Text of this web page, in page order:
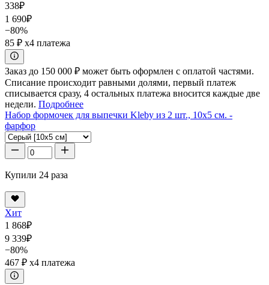
338₽
1 690₽
−80%
85 ₽ x4 платежа
Заказ до 150 000 ₽ может быть оформлен с оплатой частями.
Списание происходит равными долями, первый платеж
списывается сразу, 4 остальных платежа вносится каждые две
недели. Подробнее
Набор формочек для выпечки Kleby из 2 шт., 10x5 см. -
фарфор
Купили 24 раза
Хит
1 868₽
9 339₽
−80%
467 ₽ x4 платежа